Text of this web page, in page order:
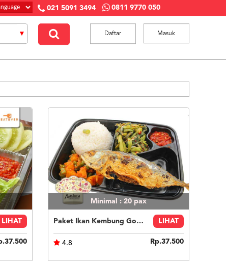
021 5091 3494 0811 9770 050
Masuk
Daftar
LIHAT
Minimal : 20 pax
Paket Ikan Kembung Goreng LIHAT
4.8 Rp.37.500